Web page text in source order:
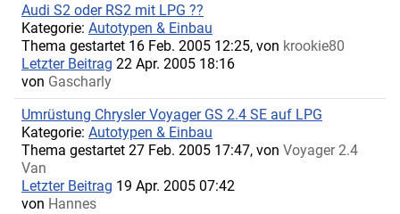
Audi S2 oder RS2 mit LPG ??
Kategorie: Autotypen & Einbau
Thema gestartet 16 Feb. 2005 12:25, von krookie80
Letzter Beitrag 22 Apr. 2005 18:16
von Gascharly
Umrüstung Chrysler Voyager GS 2.4 SE auf LPG
Kategorie: Autotypen & Einbau
Thema gestartet 27 Feb. 2005 17:47, von Voyager 2.4
Van
Letzter Beitrag 19 Apr. 2005 07:42
von Hannes